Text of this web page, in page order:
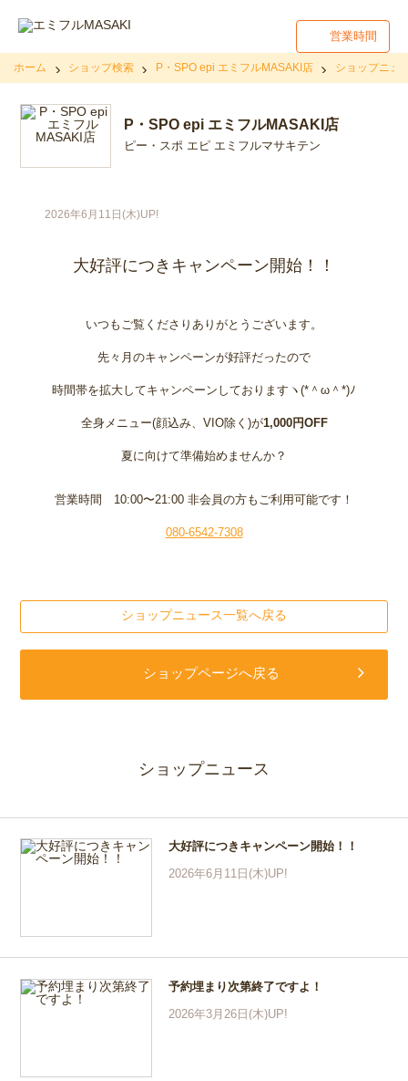
営業時間
ホーム ショップ検索 P・SPO epi エミフルMASAKI店 ショップニュ
P・SPO epi エミフルMASAKI店
ピー・スポ エピ エミフルマサキテン
2026年6月11日(木)UP!
大好評につきキャンペーン開始！！
いつもご覧くださりありがとうございます。
先々月のキャンペーンが好評だったので
時間帯を拡大してキャンペーンしておりますヽ(*＾ω＾*)ﾉ
全身メニュー(顔込み、VIO除く)が1,000円OFF
夏に向けて準備始めませんか？
営業時間 10:00〜21:00 非会員の方もご利用可能です！
080-6542-7308
ショップニュース一覧へ戻る
ショップページへ戻る
ショップニュース
大好評につきキャンペーン開始！！
2026年6月11日(木)UP!
予約埋まり次第終了ですよ！
2026年3月26日(木)UP!